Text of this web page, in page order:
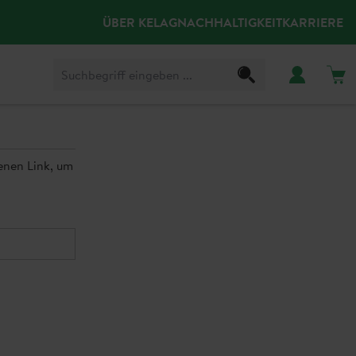
ÜBER KELAGNACHHALTIGKEITKARRIERE
Link, um